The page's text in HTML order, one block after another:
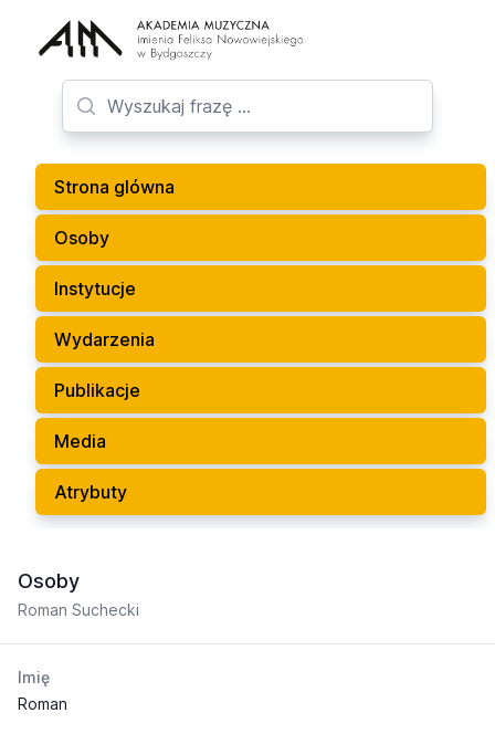
Strona glówna
Osoby
Instytucje
Wydarzenia
Publikacje
Media
Atrybuty
Osoby
Roman Suchecki
Imię
Roman